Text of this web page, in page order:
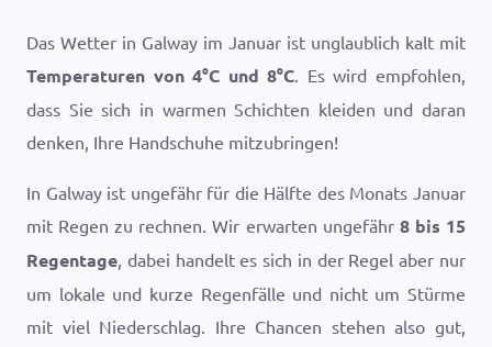
Das Wetter in Galway im Januar ist unglaublich kalt mit
Temperaturen von4°C und8°C. Es wird empfohlen,
dass Sie sich in warmen Schichten kleiden und daran
denken, Ihre Handschuhe mitzubringen!
In Galway ist ungefähr für die Hälfte des Monats Januar
mit Regen zu rechnen. Wir erwarten ungefähr 8 bis 15
Regentage, dabei handelt es sich in der Regel aber nur
um lokale und kurze Regenfälle und nicht um Stürme
mit viel Niederschlag. Ihre Chancen stehen also gut,